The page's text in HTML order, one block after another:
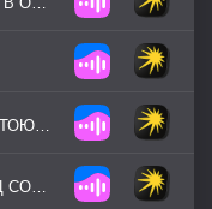
ВАЛЕНТИНА ТОЛКУНОВА - СТОЮ НА ПОЛУСТАНОЧКЕ
МАРИНА ДЕВЯТОВА - ТАНЕЦ СОЛНЦА И ОГНЯ